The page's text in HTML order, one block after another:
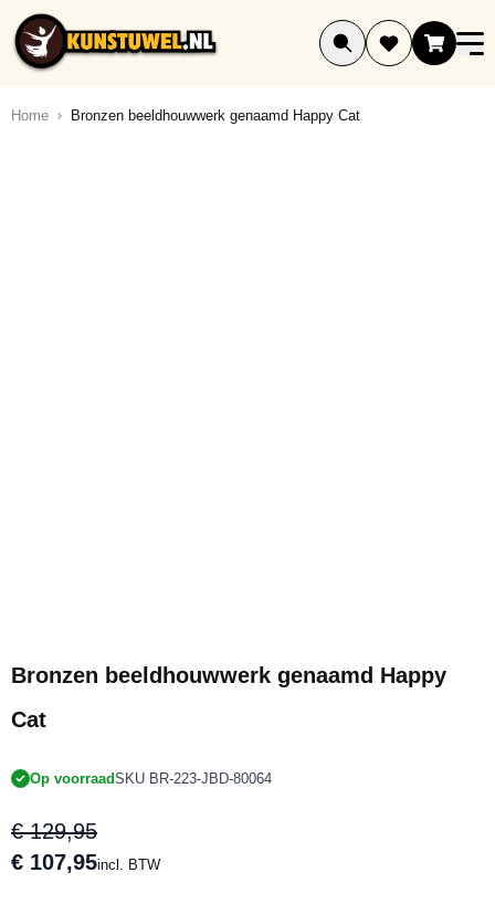
Ga naar de inhoud
Home Bronzen beeldhouwwerk genaamd Happy Cat
Bronzen beeldhouwwerk genaamd Happy
Cat
Op voorraadSKU BR-223-JBD-80064
€ 129,95
€ 107,95incl. BTW